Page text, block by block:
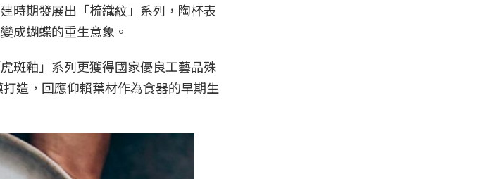
時期發展出「梳織紋」系列，陶杯表
成蝴蝶的重生意象。
斑釉」系列更獲得國家優良工藝品殊
造，回應仰賴葉材作為食器的早期生